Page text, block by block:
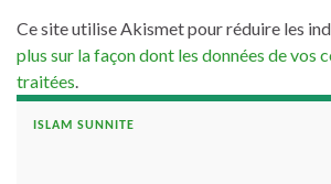
Ce site utilise Akismet pour réduire les
plus sur la façon dont les données de vos
traitées.
ISLAM SUNNITE